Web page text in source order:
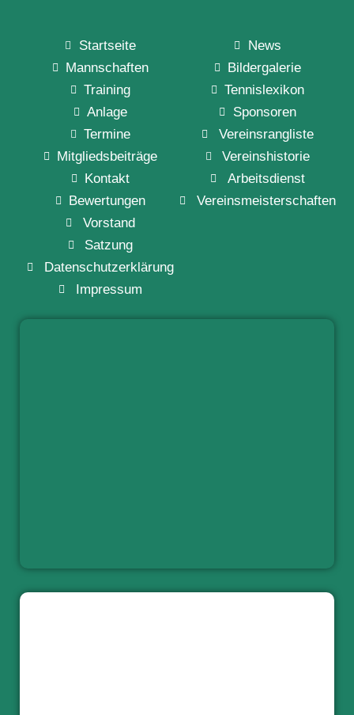
Startseite
Mannschaften
Training
Anlage
News
Bildergalerie
Tennislexikon
Sponsoren
Termine
Mitgliedsbeiträge
Kontakt
Bewertungen
Vereinsrangliste
Vereinshistorie
Arbeitsdienst
Vereinsmeisterschaften
Vorstand
Satzung
Datenschutzerklärung
Impressum